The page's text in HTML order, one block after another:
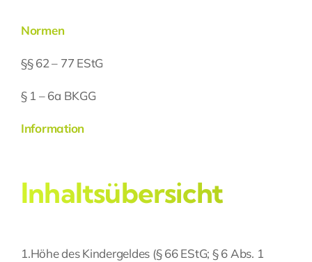
Stellenangebote
Kontakt
Normen
§§ 62 – 77 EStG
§ 1 – 6a BKGG
Information
Inhaltsübersicht
1.Höhe des Kindergeldes (§ 66 EStG; § 6 Abs. 1